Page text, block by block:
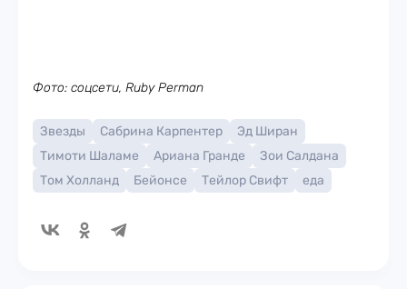
Фото: соцсети, Ruby Perman
Звезды Сабрина Карпентер
Эд Ширан
Тимоти Шаламе
Ариана Гранде
Зои Салдана
Том Холланд
Бейонсе Тейлор Свифт еда